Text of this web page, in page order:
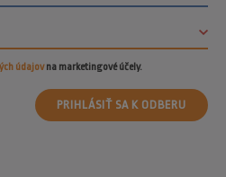
údajovna marketingové účely.
PRIHLÁSIŤ SA K ODBERU